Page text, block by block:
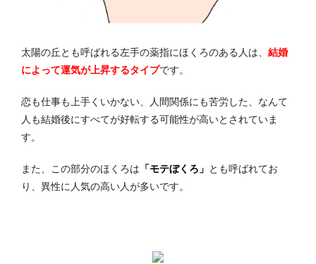
太陽の丘とも呼ばれる左手の薬指にほくろのある人は、 結婚
によって運気が上昇するタイプです。
恋も仕事も上手くいかない、人間関係にも苦労した、なんて
人も結婚後にすべてが好転する可能性が高いとされていま
す。
また、この部分のほくろは 「モテぼくろ」 とも呼ばれてお
り、異性に人気の高い人が多いです。